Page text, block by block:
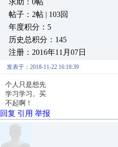
求助：0帖
帖子：2帖 | 103回
年度积分：5
历史总积分：145
注册：2016年11月07日
发表于：2018-11-22 16:18:39
个人只是想先
学习学习。买
不起啊！
回复 引用 举报